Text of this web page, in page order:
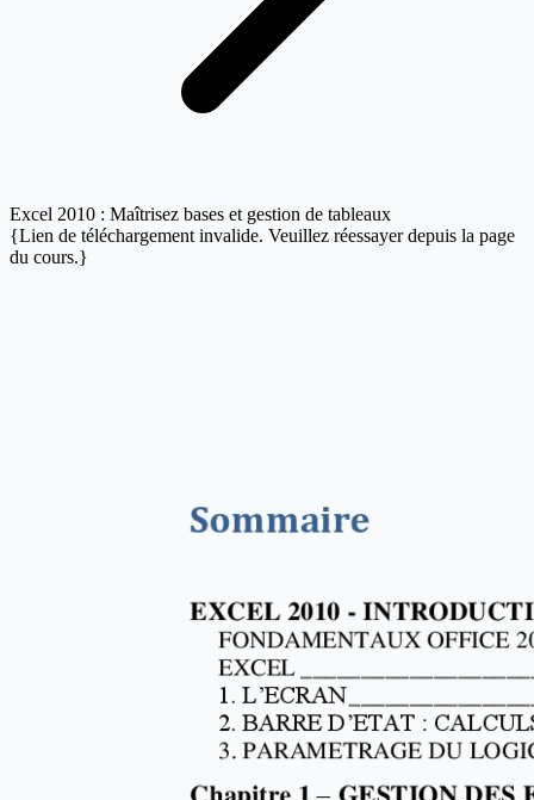
Excel 2010 : Maîtrisez bases et gestion de tableaux
{Lien de téléchargement invalide. Veuillez réessayer depuis la page
du cours.}